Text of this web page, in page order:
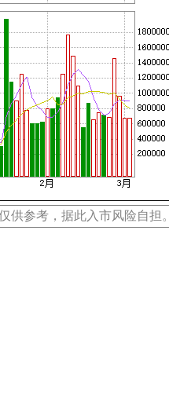
供参考，据此入市风险自担。